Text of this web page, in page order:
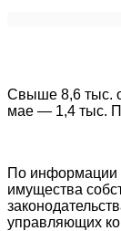
Свыше 8,6 тыс.
мае — 1,4 тыс.
По информации
имущества
управляющих